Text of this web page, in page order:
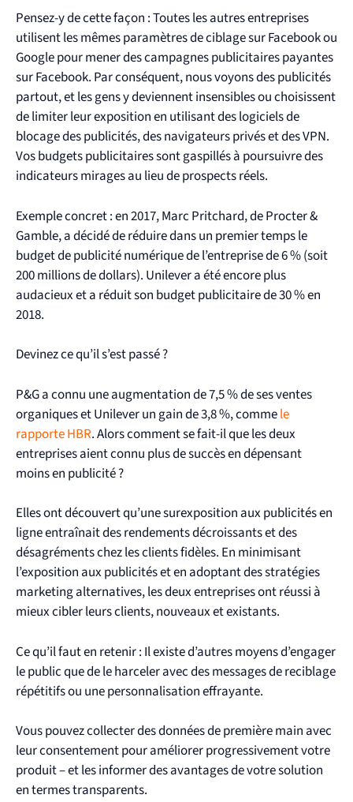
Pensez-y de cette façon : Toutes les autres entreprises
utilisent les mêmes paramètres de ciblage sur Facebook ou
Google pour mener des campagnes publicitaires payantes
sur Facebook. Par conséquent, nous voyons des publicités
partout, et les gens y deviennent insensibles ou choisissent
de limiter leur exposition en utilisant des logiciels de
blocage des publicités, des navigateurs privés et des VPN.
Vos budgets publicitaires sont gaspillés à poursuivre des
indicateurs mirages au lieu de prospects réels.
Exemple concret : en 2017, Marc Pritchard, de Procter &
Gamble, a décidé de réduire dans un premier temps le
budget de publicité numérique de l’entreprise de 6 % (soit
200 millions de dollars). Unilever a été encore plus
audacieux et a réduit son budget publicitaire de 30 % en
2018.
Devinez ce qu’il s’est passé ?
P&G a connu une augmentation de 7,5 % de ses ventes
organiques et Unilever un gain de 3,8 %, commele
rapporte HBR. Alors comment se fait-il que les deux
entreprises aient connu plus de succès en dépensant
moins en publicité ?
Elles ont découvert qu’une surexposition aux publicités en
ligne entraînait des rendements décroissants et des
désagréments chez les clients fidèles. En minimisant
l’exposition aux publicités et en adoptant des stratégies
marketing alternatives, les deux entreprises ont réussi à
mieux cibler leurs clients, nouveaux et existants.
Ce qu’il faut en retenir : Il existe d’autres moyens d’engager
le public que de le harceler avec des messages de reciblage
répétitifs ou une personnalisation effrayante.
Vous pouvez collecter des données de première main avec
leur consentement pour améliorer progressivement votre
produit – et les informer des avantages de votre solution
en termes transparents.